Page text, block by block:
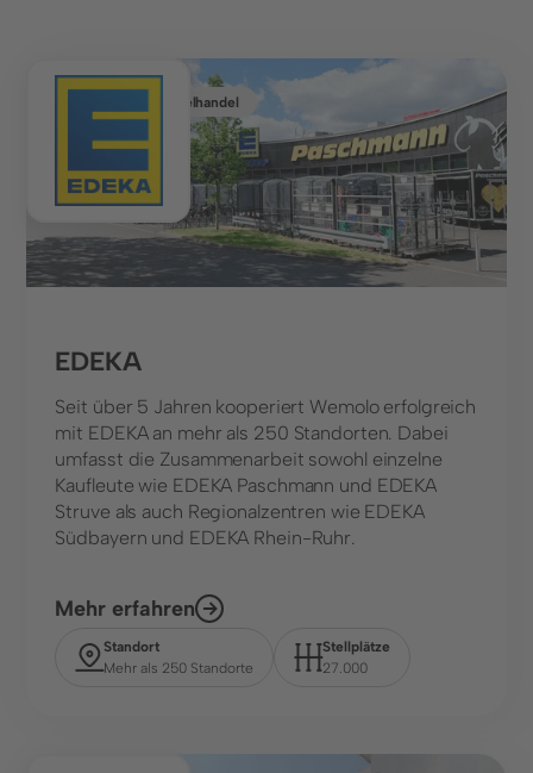
Lebensmitteleinzelhandel
EDEKA
Seit über 5 Jahren kooperiert Wemolo erfolgreich
mit EDEKA an mehr als 250 Standorten. Dabei
umfasst die Zusammenarbeit sowohl einzelne
Kaufleute wie EDEKA Paschmann und EDEKA
Struve als auch Regionalzentren wie EDEKA
Südbayern und EDEKA Rhein-Ruhr.
Mehr erfahren
Standort
Mehr als 250 Standorte
Stellplätze
27.000